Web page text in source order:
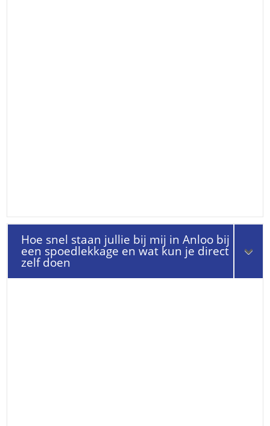
Hoe snel staan jullie bij mij in Anloo bij
een spoedlekkage en wat kun je direct
zelf doen